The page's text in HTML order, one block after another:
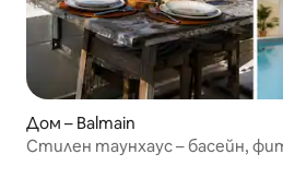
Дом – Balmain
Стилен таунхаус – басейн,